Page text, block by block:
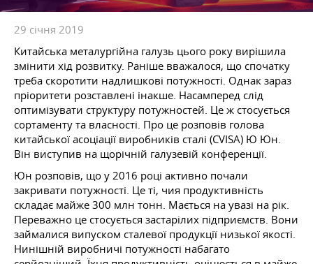
29 січня 2019
Китайська металургійна галузь цього року вирішила
змінити хід розвитку. Раніше вважалося, що спочатку
треба скоротити надлишкові потужності. Однак зараз
пріоритети розставлені інакше. Насамперед слід
оптимізувати структуру потужностей. Це ж стосується
сортаменту та власності. Про це розповів голова
китайської асоціації виробників сталі (CVISA) Ю Юн.
Він виступив на щорічній галузевій конференції.
Юн розповів, що у 2016 році активно почали
закривати потужності. Це ті, чия продуктивність
складає майже 300 млн тонн. Мається на увазі на рік.
Переважно це стосується застарілих підприємств. Вони
займалися випуском сталевої продукції низької якості.
Нинішній виробничі потужності набагато